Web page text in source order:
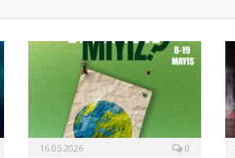
16.05.2026 0